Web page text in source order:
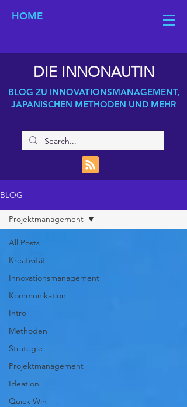
HOME
DIE INNONAUTIN
BLOG ZU INNOVATIONSMANAGEMENT,
JAPANISCHEN METHODEN UND MEHR
BLOG
All Posts
Kreativität
Innovationsmanagement
Kommunikation
Intro
Methoden
Strategie
Projektmanagement
Ideation
Quick Win
Projektmanagement